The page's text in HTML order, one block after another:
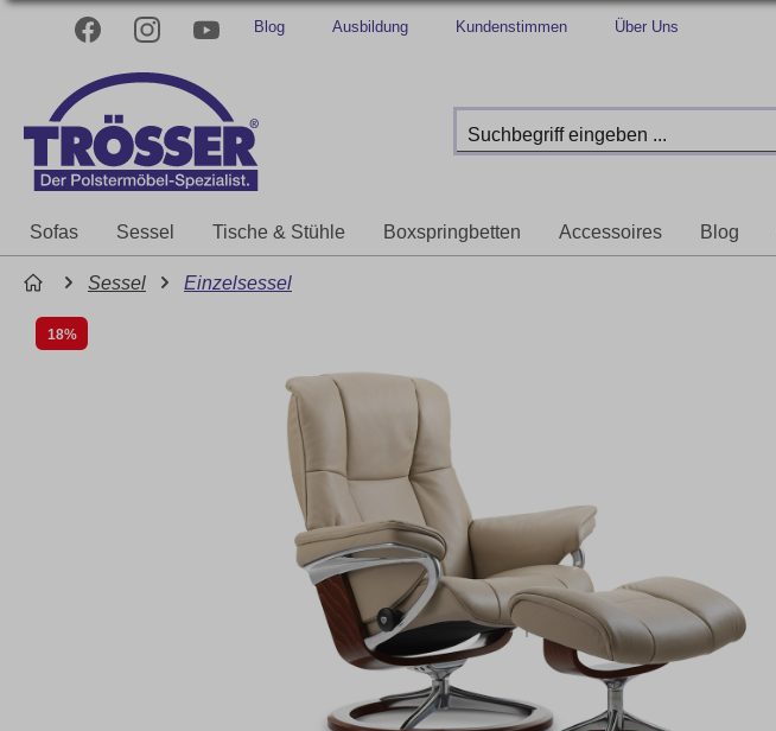
Blog Ausbildung Kundenstimmen Über Uns
Sofas Sessel Tische & Stühle Boxspringbetten Accessoires Blog
Sessel Einzelsessel
18%